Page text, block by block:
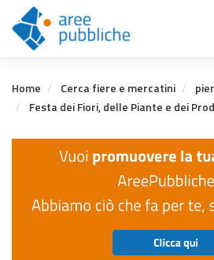
contenuto
principale
Home Cerca fiere e mercatini
Festa dei Fiori, delle Piante e dei